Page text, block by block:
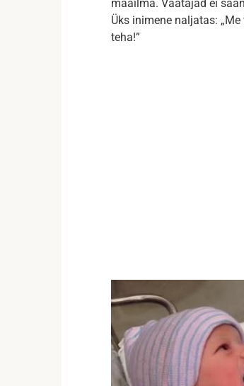
maailma. Vaatajad ei
Üks inimene naljatas:
teha!”